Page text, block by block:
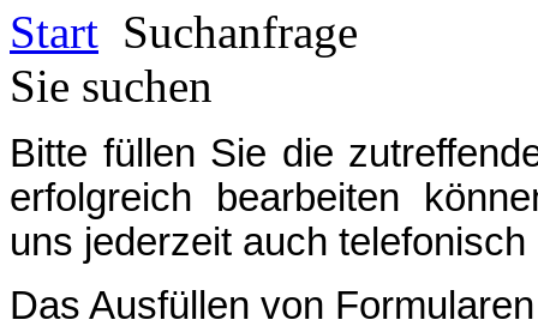
Start Suchanfrage
Sie suchen
Bitte füllen Sie die
erfolgreich bearbeiten
uns jederzeit auch telefonisch
Das Ausfüllen von